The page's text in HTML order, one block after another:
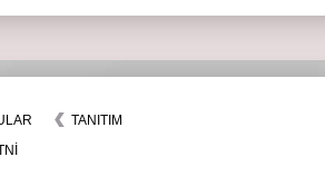
TANITIM